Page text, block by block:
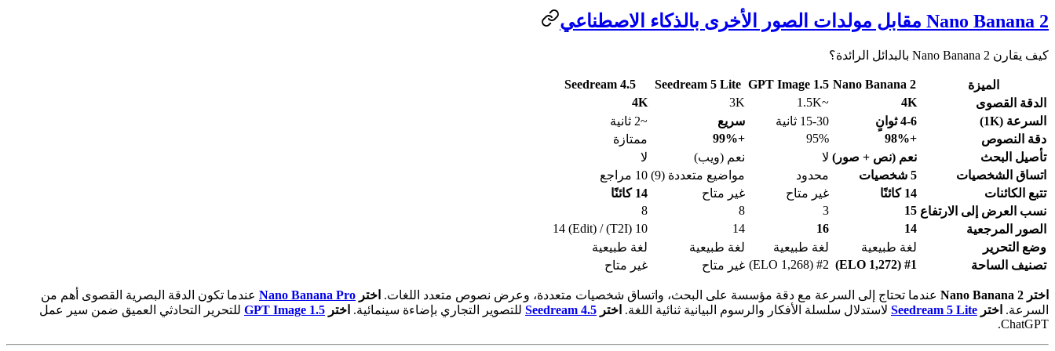
Nano Banana 2 مقابل مولدات الصور الأخرى بالذكاء الاصطناعي
كيف يقارن Nano Banana 2 بالبدائل الرائدة؟
الميزة Nano Banana 2
GPT Image 1.5
Seedream 5 Lite
Seedream 4.5
الدقة القصوى
4K
~1.5K
3K
4K
السرعة (1K)
4-6 ثوانٍ 15-30 ثانية سريع
~2 ثانية
دقة النصوص
+98%
95%
+99%
ممتازة
تأصيل البحث
نعم (نص + صور) لا نعم (ويب)
لا
اتساق الشخصيات
5 شخصيات محدود مواضيع متعددة (9)
10 مراجع
تتبع الكائنات
14 كائنًا غير متاح غير متاح
14 كائنًا
نسب العرض إلى الارتفاع 15
3
8
8
الصور المرجعية
14
16
14
10 (T2I) / 14 (Edit)
وضع التحرير
لغة طبيعية لغة طبيعية لغة طبيعية
لغة طبيعية
تصنيف الساحة
#1 (ELO 1,272)
#2 (ELO 1,268) غير متاح غير متاح
اختر Nano Banana 2 عندما تحتاج إلى السرعة مع دقة مؤسسة على البحث، واتساق شخصيات متعددة، وعرض نصوص متعدد اللغات. اختر Nano Banana Pro عندما تكون الدقة البصرية القصوى أهم من
السرعة. اختر Seedream 5 Lite لاستدلال سلسلة الأفكار والرسوم البيانية ثنائية اللغة. اختر Seedream 4.5 للتصوير التجاري بإضاءة سينمائية. اختر GPT Image 1.5 للتحرير التحادثي العميق ضمن سير عمل
ChatGPT.